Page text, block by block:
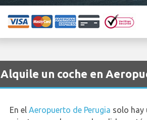
Alquile un coche en
En el Aeropuerto de Perugia solo hay